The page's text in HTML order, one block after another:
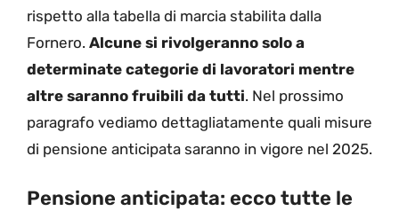
rispetto alla tabella di marcia stabilita dalla
Fornero. Alcune si rivolgeranno solo a
determinate categorie di lavoratori mentre
altre saranno fruibili da tutti. Nel prossimo
paragrafo vediamo dettagliatamente quali misure
di pensione anticipata saranno in vigore nel 2025.
Pensione anticipata: ecco tutte le